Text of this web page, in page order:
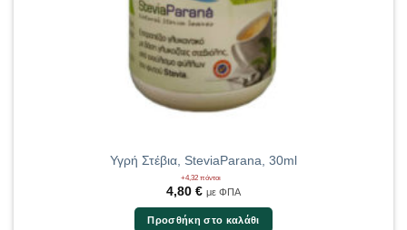
Υγρή Στέβια, SteviaParana, 30ml
+4,32 πόντοι
4,80 € με ΦΠΑ
Προσθήκη στο καλάθι